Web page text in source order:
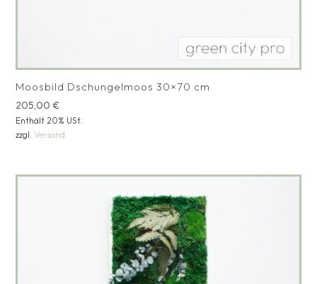
Moosbild Dschungelmoos 30×70 cm
205,00€
Enthält 20% USt.
zzgl.Versand